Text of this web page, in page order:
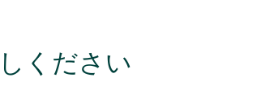
ください